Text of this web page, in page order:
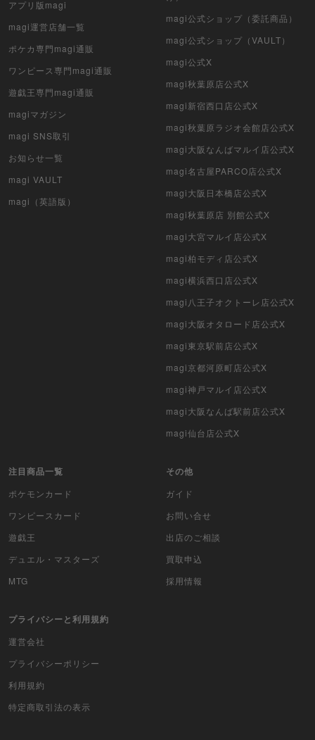
遊戯王（未開封パック）
デュエル・マスターズ
マジック：ザ・ギャザリング
クリプトスペルズ
遊戯王初期
カードファイト!! ヴァンガード
WIXOSS
WCCF
ムシキング
スポーツ
アイカツ
アプリ版magi
magi運営店舗一覧
ポケカ専門magi通販
ワンピース専門magi通販
遊戯王専門magi通販
magiマガジン
magi SNS取引
お知らせ一覧
magi VAULT
magi（英語版）
magi公式ショップ（委託商品）
magi公式ショップ（VAULT）
magi公式X
magi秋葉原店公式X
magi新宿西口店公式X
magi秋葉原ラジオ会館店公式X
magi大阪なんばマルイ店公式X
magi名古屋PARCO店公式X
magi大阪日本橋店公式X
magi秋葉原店 別館公式X
magi大宮マルイ店公式X
magi柏モディ店公式X
magi横浜西口店公式X
magi八王子オクトーレ店公式X
magi大阪オタロード店公式X
magi東京駅前店公式X
magi京都河原町店公式X
magi神戸マルイ店公式X
magi大阪なんば駅前店公式X
magi仙台店公式X
注目商品一覧
ポケモンカード
ワンピースカード
遊戯王
デュエル・マスターズ
MTG
その他
ガイド
お問い合せ
出店のご相談
買取申込
採用情報
プライバシーと利用規約
運営会社
プライバシーポリシー
利用規約
特定商取引法の表示